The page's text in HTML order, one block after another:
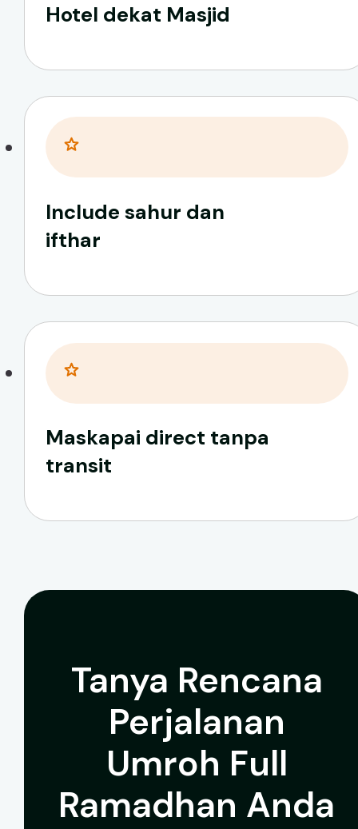
Hotel dekat Masjid
Include sahur dan
ifthar
Maskapai direct tanpa
transit
Tanya Rencana
Perjalanan
Umroh Full
Ramadhan Anda